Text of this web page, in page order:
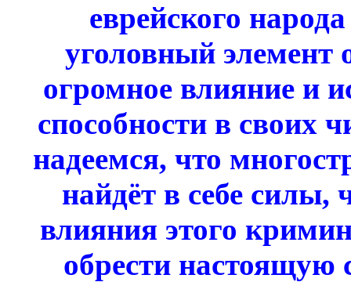
еврейского
уголовный элемент
огромное влияние и
способности в своих
надеемся, что
найдёт в себе силы,
влияния этого
обрести настоящую